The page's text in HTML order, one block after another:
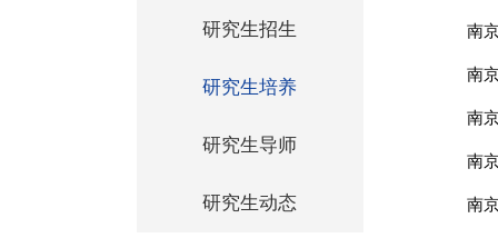
研究生招生
研究生培养
研究生导师
研究生动态